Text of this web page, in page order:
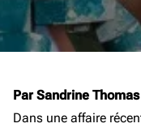
Par Sandrine Thomas
Dans une affaire